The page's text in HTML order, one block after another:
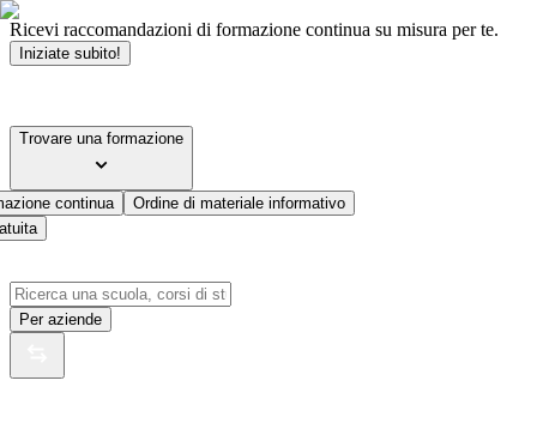
Ricevi raccomandazioni di formazione continua su misura per te.
Iniziate subito!
Trovare una formazione
continua
Ordine di materiale informativo
Per aziende